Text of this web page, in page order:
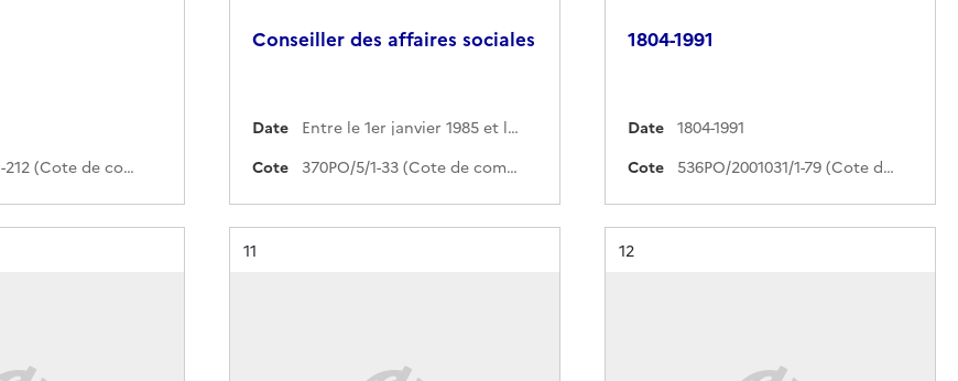
370PO/3/1-212 (Cote de commande)
Conseiller des affaires sociales
Date
Entre le 1er janvier 1985 et le 31 décembre 1995
Cote
370PO/5/1-33 (Cote de commande)
1804-1991
Date
1804-1991
Cote
536PO/2001031/1-79 (Cote de commande)
Résultat n°
11 Résultat n°
12